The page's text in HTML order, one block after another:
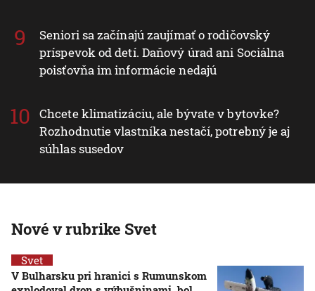
Seniori sa začínajú zaujímať o rodičovský
príspevok od detí. Daňový úrad ani Sociálna
poisťovňa im informácie nedajú
Chcete klimatizáciu, ale bývate v bytovke?
Rozhodnutie vlastníka nestačí, potrebný je aj
súhlas susedov
Nové v rubrike Svet
Svet
V Bulharsku pri hranici s Rumunskom